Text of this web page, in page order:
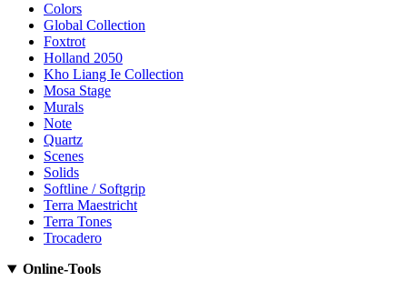
Colors
Global Collection
Foxtrot
Holland 2050
Kho Liang Ie Collection
Mosa Stage
Murals
Note
Quartz
Scenes
Solids
Softline / Softgrip
Terra Maestricht
Terra Tones
Trocadero
Online-Tools